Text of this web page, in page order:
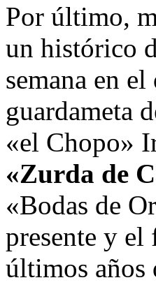
Por último,
un histórico
semana en
guardameta
«el Chopo»
«Zurda de
«Bodas de
presente y
últimos años